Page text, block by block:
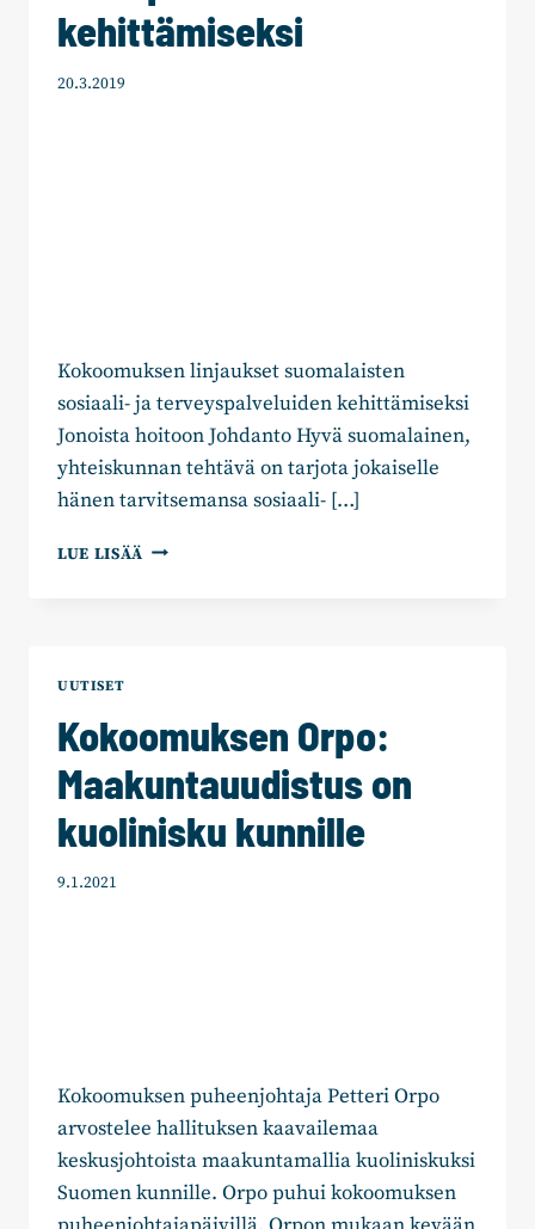
kehittämiseksi
20.3.2019
Kokoomuksen linjaukset suomalaisten
sosiaali- ja terveyspalveluiden kehittämiseksi
Jonoista hoitoon Johdanto Hyvä suomalainen,
yhteiskunnan tehtävä on tarjota jokaiselle
hänen tarvitsemansa sosiaali- […]
LUE LISÄÄ KOKOOMUKSEN
UUTISET
Kokoomuksen Orpo:
Maakuntauudistus on
kuolinisku kunnille
9.1.2021
Kokoomuksen puheenjohtaja Petteri Orpo
arvostelee hallituksen kaavailemaa
keskusjohtoista maakuntamallia kuoliniskuksi
Suomen kunnille. Orpo puhui kokoomuksen